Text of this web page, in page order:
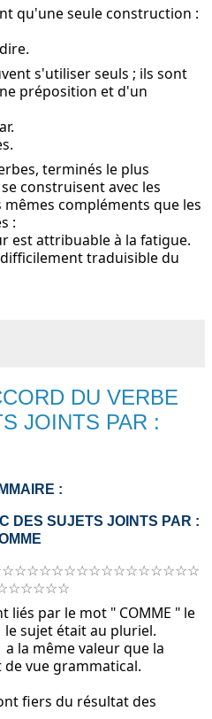
qu'une seule construction :
s'utiliser seuls ; ils sont
préposition et d'un
terminés le plus
construisent avec les
compléments que les
:
est attribuable à la fatigue.
traduisible du
DU VERBE
JOINTS PAR :
:
DES SUJETS JOINTS PAR :
liés par le mot " COMME " le
sujet était au pluriel.
a la même valeur que la
vue grammatical.
fiers du résultat des